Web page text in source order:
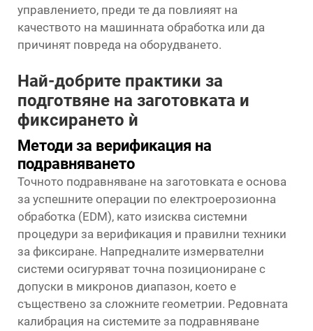
управлението, преди те да повлияят на
качеството на машинната обработка или да
причинят повреда на оборудването.
Най-добрите практики за
подготвяне на заготовката и
фиксирането ѝ
Методи за верификация на
подравняването
Точното подравняване на заготовката е основа
за успешните операции по електроерозионна
обработка (EDM), като изисква системни
процедури за верификация и правилни техники
за фиксиране. Напредналите измервателни
системи осигуряват точна позициониране с
допуски в микронов диапазон, което е
съществено за сложните геометрии. Редовната
калибрация на системите за подравняване